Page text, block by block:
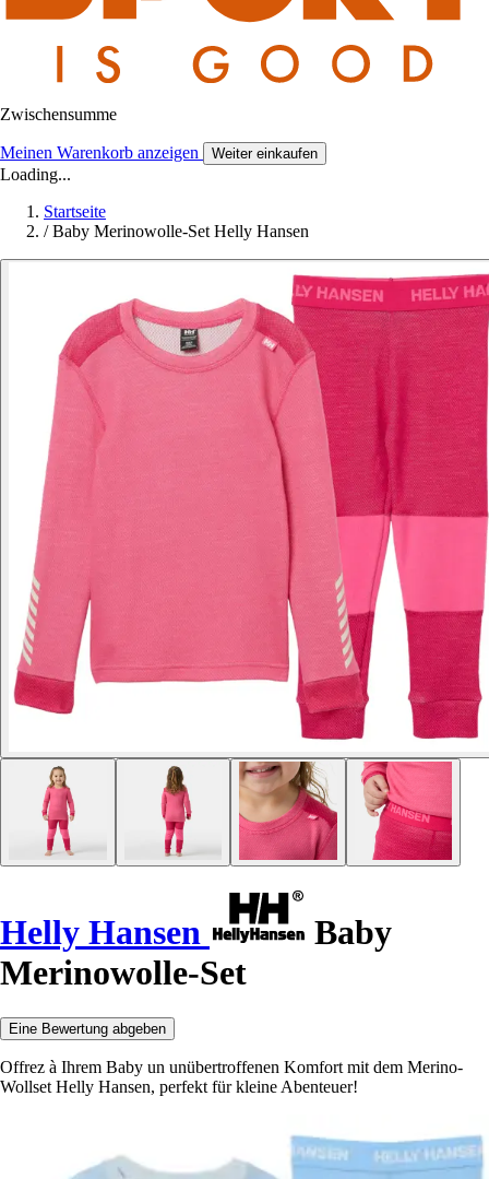
Zwischensumme
Meinen Warenkorb anzeigen Weiter einkaufen
Loading...
Startseite
/ Baby Merinowolle-Set Helly Hansen
Helly Hansen
Baby
Merinowolle-Set
Eine Bewertung abgeben
Offrez à Ihrem Baby un unübertroffenen Komfort mit dem Merino-
Wollset Helly Hansen, perfekt für kleine Abenteuer!